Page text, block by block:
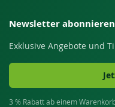
Newsletter abonnieren
Exklusive Angebote und
3 % Rabatt ab einem